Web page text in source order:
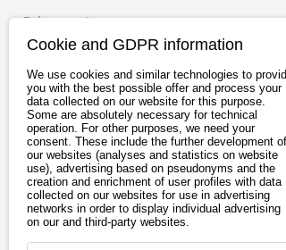
Fahrzeug
Vorname
Nachname
E-Mail-Adresse
Postleitzahl
Cookie and GDPR information
We use cookies and similar technologies to provide
you with the best possible offer and process your
data collected on our website for this purpose.
Some are absolutely necessary for technical
operation. For other purposes, we need your
consent. These include the further development of
our websites (analyses and statistics on website
use), advertising based on pseudonyms and the
creation and enrichment of user profiles with data
collected on our websites for use in advertising
networks in order to display individual advertising
on our and third-party websites.